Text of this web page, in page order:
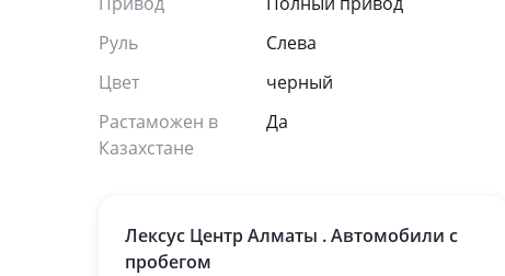
Руль
Слева
Цвет
черный
Растаможен в
Казахстане
Да
Лексус Центр Алматы . Автомобили с
пробегом